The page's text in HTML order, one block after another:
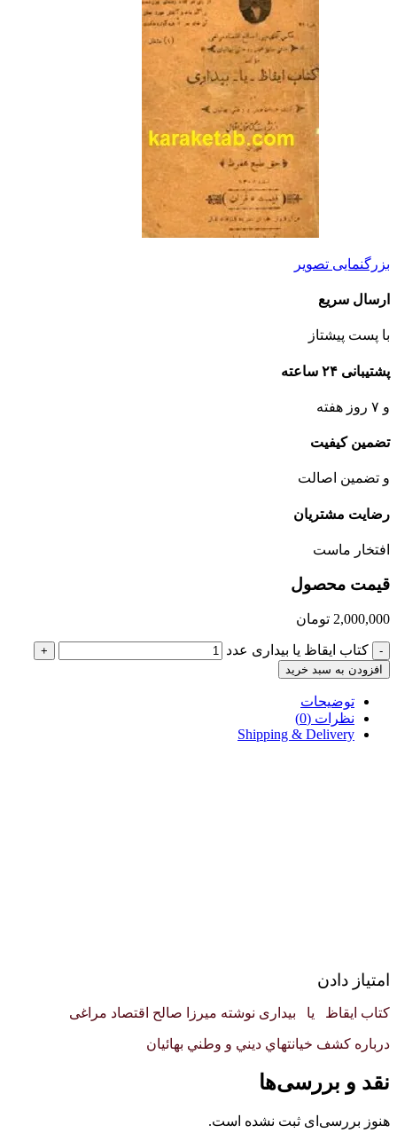
بزرگنمایی تصویر
ارسال سریع
با پست پیشتاز
پشتیبانی ۲۴ ساعته
و ۷ روز هفته
تضمین کیفیت
و تضمین اصالت
رضایت مشتریان
افتخار ماست
قیمت محصول
2,000,000 تومان
- کتاب ایقاظ یا بیداری عدد
+
افزودن به سبد خرید
توضیحات
نظرات (0)
Shipping & Delivery
امتیاز دادن
کتاب ایقاظ یا بیداری نوشته میرزا صالح اقتصاد مراغی
درباره كشف خيانتهاي ديني و وطني بهائيان
نقد و بررسی‌ها
هنوز بررسی‌ای ثبت نشده است.